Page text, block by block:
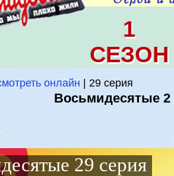
1
СЕЗОН
онлайн | 29 серия
Восьмидесятые 2
29 серия